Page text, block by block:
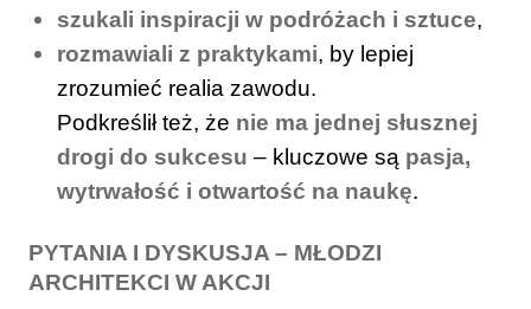
szukali inspiracji w podróżach i sztuce,
rozmawiali z praktykami, by lepiej
zrozumieć realia zawodu.
Podkreślił też, że nie ma jednej słusznej
drogi do sukcesu – kluczowe są pasja,
wytrwałość i otwartość na naukę.
PYTANIA I DYSKUSJA – MŁODZI
ARCHITEKCI W AKCJI